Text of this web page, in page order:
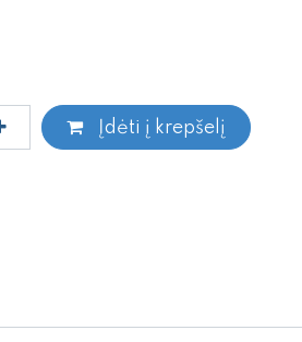
Įdėti į krepšelį